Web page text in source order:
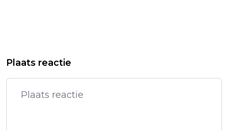
SZCZESNY TEKENT BIJ FC
BRITSE PREMIER STARMER BEZOEKT
EU OM SAMENWERKING TE
VERBETEREN
Plaats reactie